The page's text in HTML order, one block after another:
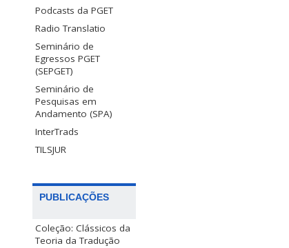
Podcasts da PGET
Radio Translatio
Seminário de
Egressos PGET
(SEPGET)
Seminário de
Pesquisas em
Andamento (SPA)
InterTrads
TILSJUR
PUBLICAÇÕES
Coleção: Clássicos da
Teoria da Tradução